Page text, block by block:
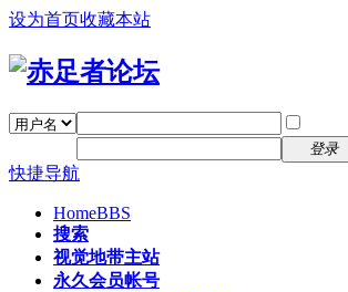
设为首页收藏本站
登录
快捷导航
HomeBBS
搜索
视觉地带主站
永久会员帐号